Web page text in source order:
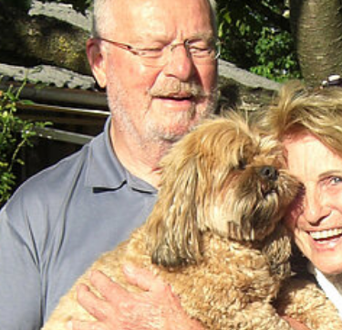
INFORMIEREN
HILFE LEISTEN
PRÜFEN
HERZSTILLSTAND
RATGEBER WILDTIERE